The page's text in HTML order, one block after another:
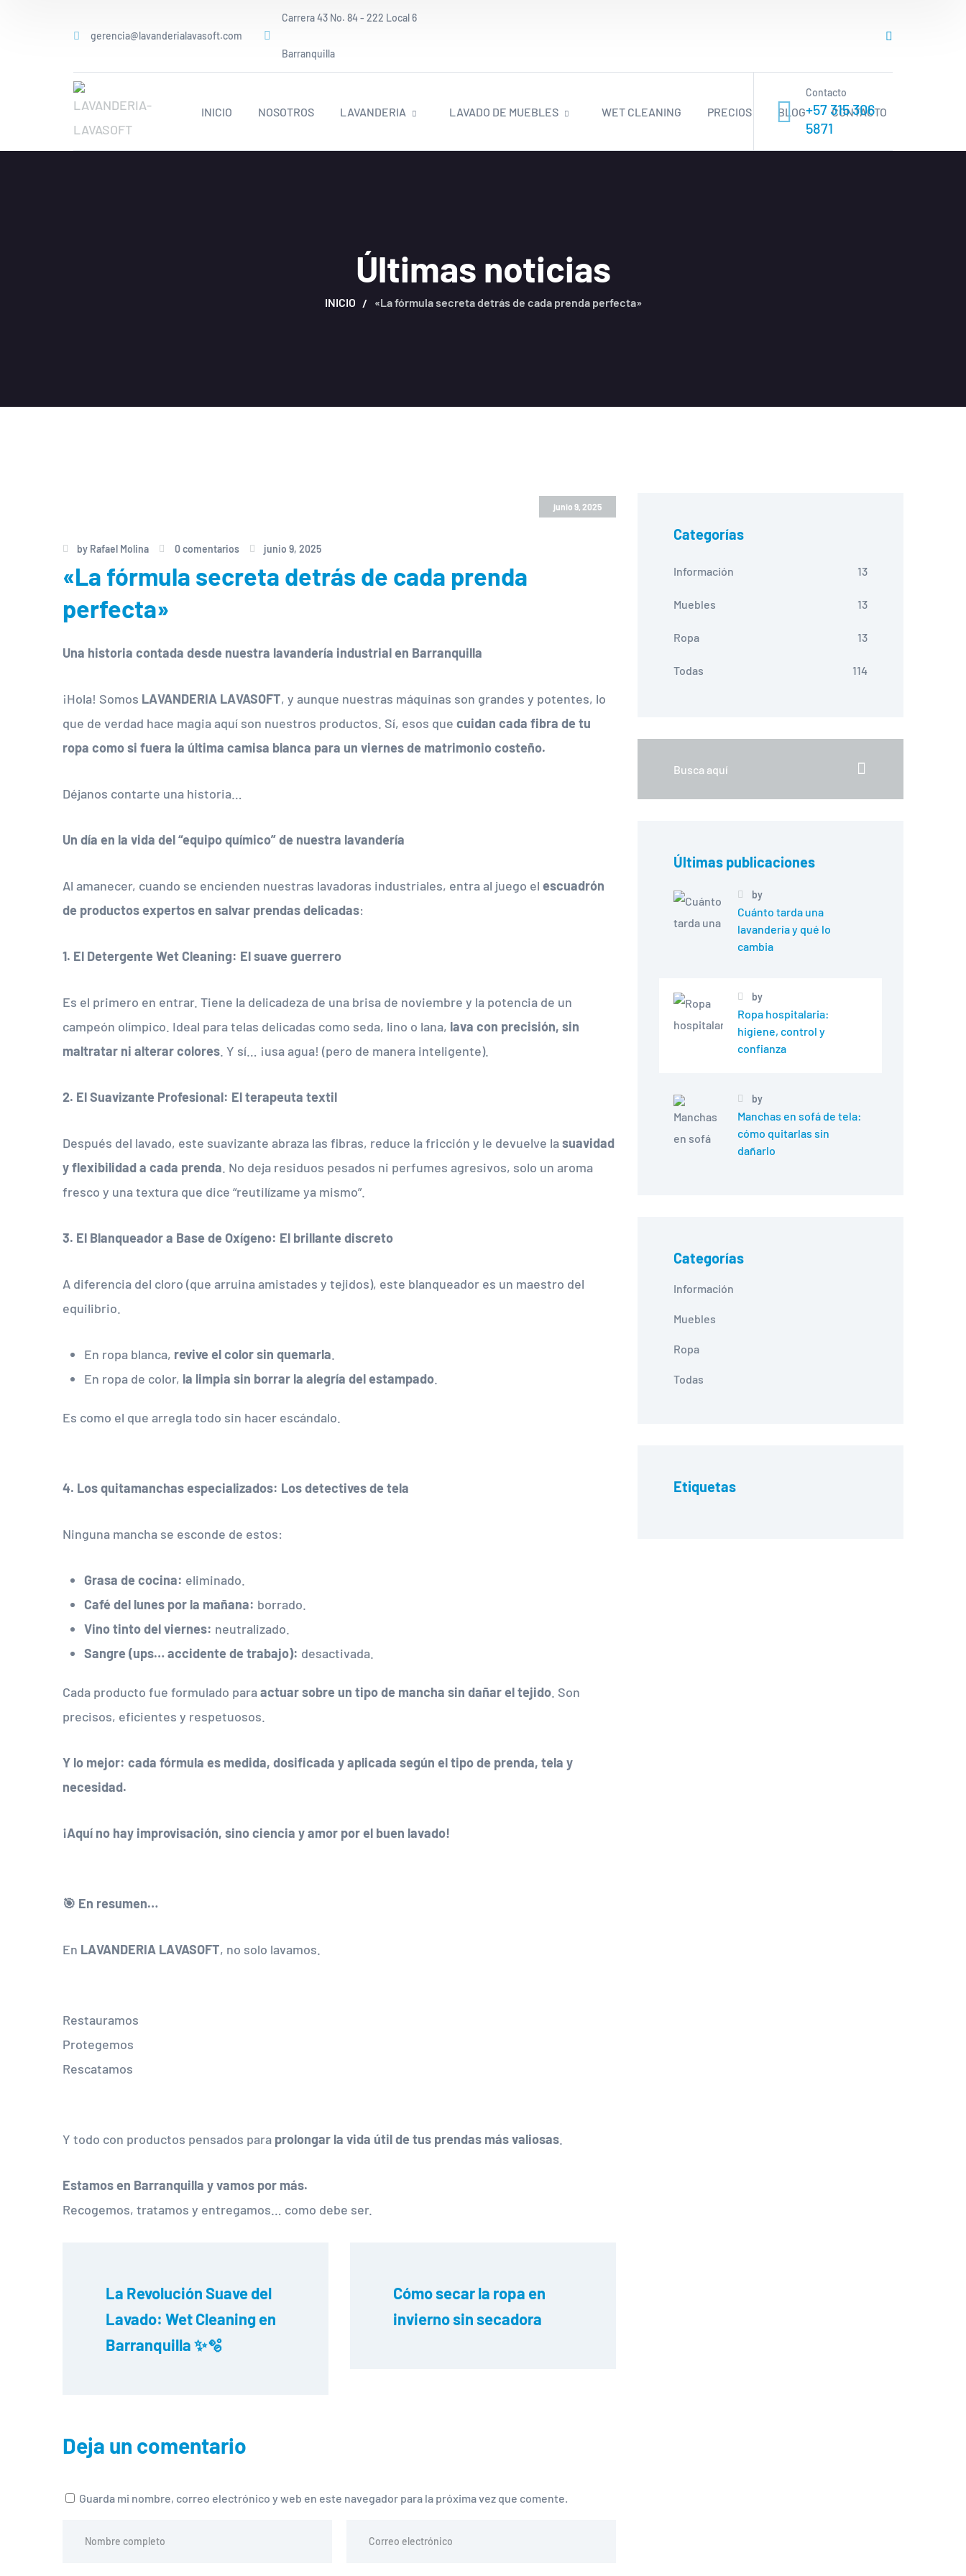
gerencia@lavanderialavasoft.com
Carrera 43 No. 84 - 222 Local 6
Barranquilla
INICIO NOSOTROS LAVANDERIA LAVADO DE MUEBLES WET CLEANING PRECIOS BLOG CONTACTO
Contacto
+57 315 306
5871
INICIO «La fórmula secreta detrás de cada prenda perfecta»
Últimas noticias
junio 9, 2025
by Rafael Molina 0 comentarios junio 9, 2025
«La fórmula secreta detrás de cada prenda
perfecta»
Una historia contada desde nuestra lavandería industrial en Barranquilla
¡Hola! Somos LAVANDERIA LAVASOFT, y aunque nuestras máquinas son grandes y potentes, lo
que de verdad hace magia aquí son nuestros productos. Sí, esos que cuidan cada fibra de tu
ropa como si fuera la última camisa blanca para un viernes de matrimonio costeño.
Déjanos contarte una historia…
Un día en la vida del “equipo químico” de nuestra lavandería
Al amanecer, cuando se encienden nuestras lavadoras industriales, entra al juego el escuadrón
de productos expertos en salvar prendas delicadas:
1. El Detergente Wet Cleaning: El suave guerrero
Es el primero en entrar. Tiene la delicadeza de una brisa de noviembre y la potencia de un
campeón olímpico. Ideal para telas delicadas como seda, lino o lana, lava con precisión, sin
maltratar ni alterar colores . Y sí… ¡usa agua! (pero de manera inteligente).
2. El Suavizante Profesional: El terapeuta textil
Después del lavado, este suavizante abraza las fibras, reduce la fricción y le devuelve lasuavidad
y flexibilidad a cada prenda . No deja residuos pesados ni perfumes agresivos, solo un aroma
fresco y una textura que dice “reutilízame ya mismo”.
3. El Blanqueador a Base de Oxígeno: El brillante discreto
A diferencia del cloro (que arruina amistades y tejidos), este blanqueador es un maestro del
equilibrio.
En ropa blanca, revive el color sin quemarla
En ropa de color, la limpia sin borrar la alegría del estampado
Es como el que arregla todo sin hacer escándalo.
4. Los quitamanchas especializados: Los detectives de tela
Ninguna mancha se esconde de estos:
Grasa de cocina: eliminado.
Café del lunes por la mañana: borrado.
Vino tinto del viernes: neutralizado.
Sangre (ups… accidente de trabajo): desactivada.
Cada producto fue formulado paraactuar sobre un tipo de mancha sin dañar el tejido . Son
precisos, eficientes y respetuosos.
Y lo mejor: cada fórmula es medida, dosificada y aplicada según el tipo de prenda, tela y
necesidad.
¡Aquí no hay improvisación, sino ciencia y amor por el buen lavado!
🎯 En resumen…
En LAVANDERIA LAVASOFT, no solo lavamos.
Restauramos
Protegemos
Rescatamos
Y todo con productos pensados para prolongar la vida útil de tus prendas más valiosas
Estamos en Barranquilla y vamos por más.
Recogemos, tratamos y entregamos… como debe ser.
La Revolución Suave del
Lavado: Wet Cleaning en
Barranquilla ✨🫧
Cómo secar la ropa en
invierno sin secadora
Deja un comentario
Guarda mi nombre, correo electrónico y web en este navegador para la próxima vez que comente.
Categorías
Información 13
Muebles 13
Ropa 13
Todas 114
Últimas publicaciones
by
Cuánto tarda una
lavandería y qué lo
cambia
by
Ropa hospitalaria:
higiene, control y
confianza
by
Manchas en sofá de tela:
cómo quitarlas sin
dañarlo
Categorías
Información
Muebles
Ropa
Todas
Etiquetas